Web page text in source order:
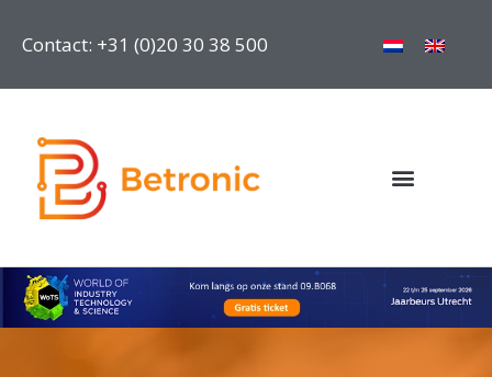
Contact: +31 (0)20 30 38 500